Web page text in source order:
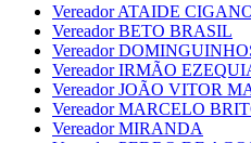
Vereador ATAIDE
Vereador BETO BRASIL
Vereador
Vereador IRMÃO
Vereador JOÃO VITOR
Vereador MARCELO
Vereador MIRANDA